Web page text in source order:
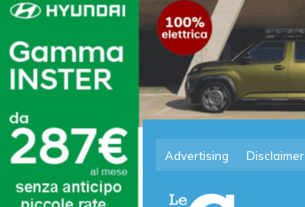
Advertising Disclaimer